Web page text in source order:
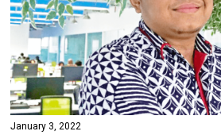
January 3, 2022